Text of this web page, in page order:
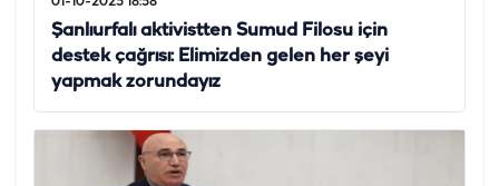
Şanlıurfalı aktivistten Sumud Filosu için
destek çağrısı: Elimizden gelen her şeyi
yapmak zorundayız